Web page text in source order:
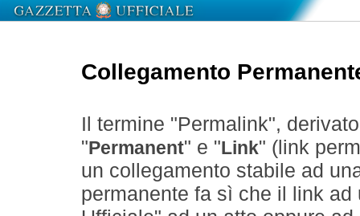
Collegamento
Il termine "Permalink",
" Permanent" e " Link" (link
un collegamento stabile ad
permanente fa sì che il link